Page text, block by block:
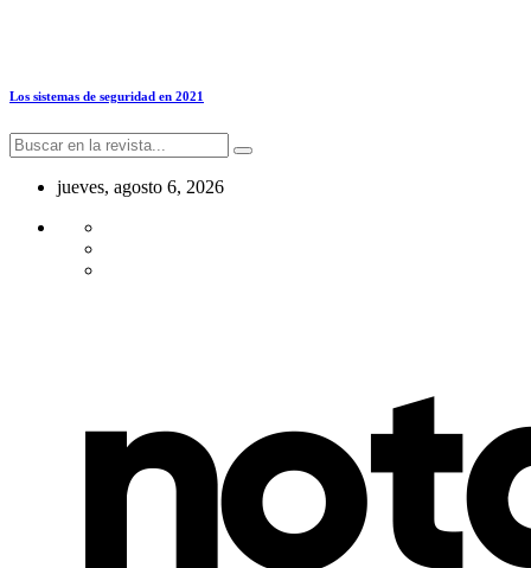
Los sistemas de seguridad en 2021
jueves, agosto 6, 2026